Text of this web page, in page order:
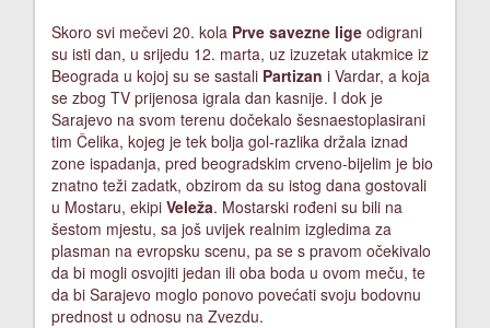
Skoro svi mečevi 20. kola Prve savezne lige odigrani
su isti dan, u srijedu 12. marta, uz izuzetak utakmice iz
Beograda u kojoj su se sastali Partizan i Vardar, a koja
se zbog TV prijenosa igrala dan kasnije. I dok je
Sarajevo na svom terenu dočekalo šesnaestoplasirani
tim Čelika, kojeg je tek bolja gol-razlika držala iznad
zone ispadanja, pred beogradskim crveno-bijelim je bio
znatno teži zadatk, obzirom da su istog dana gostovali
u Mostaru, ekipi Veleža. Mostarski rođeni su bili na
šestom mjestu, sa još uvijek realnim izgledima za
plasman na evropsku scenu, pa se s pravom očekivalo
da bi mogli osvojiti jedan ili oba boda u ovom meču, te
da bi Sarajevo moglo ponovo povećati svoju bodovnu
prednost u odnosu na Zvezdu.